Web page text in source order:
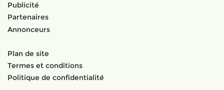
Publicité
Partenaires
Annonceurs
Plan de site
Termes et conditions
Politique de confidentialité